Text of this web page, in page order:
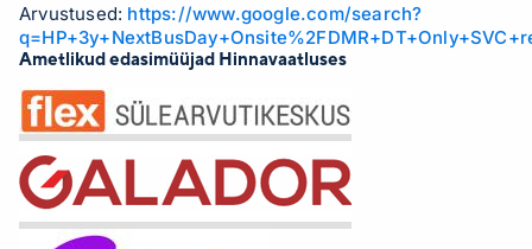
Arvustused: https://www.google.com/search?
Ametlikud edasimüüjad Hinnavaatluses